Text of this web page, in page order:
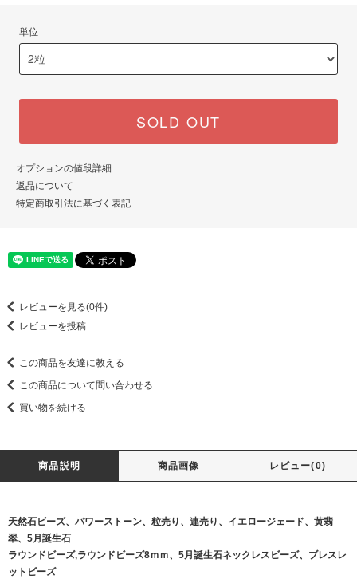
単位
SOLD OUT
オプションの値段詳細
返品について
特定商取引法に基づく表記
レビューを見る(0件)
レビューを投稿
この商品を友達に教える
この商品について問い合わせる
買い物を続ける
商品説明 商品画像 レビュー(0)
天然石ビーズ、パワーストーン、粒売り、連売り、イエロージェード、黄翡
翠、5月誕生石
ラウンドビーズ,ラウンドビーズ8ｍｍ、5月誕生石ネックレスビーズ、ブレスレ
ットビーズ